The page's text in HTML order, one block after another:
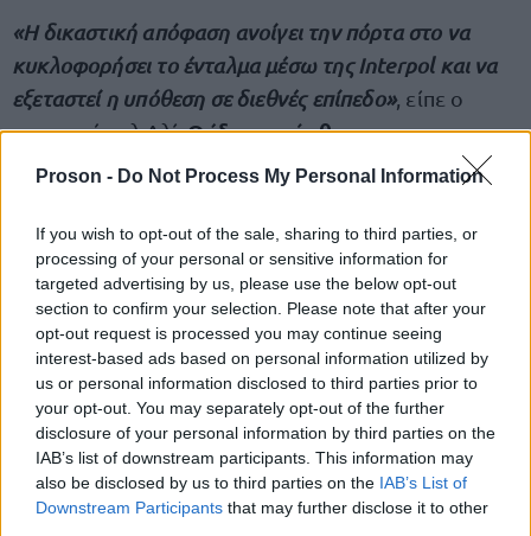
Proson - Do Not Process My Personal Information
If you wish to opt-out of the sale, sharing to third parties, or
processing of your personal or sensitive information for
targeted advertising by us, please use the below opt-out
section to confirm your selection. Please note that after your
opt-out request is processed you may continue seeing
interest-based ads based on personal information utilized by
us or personal information disclosed to third parties prior to
your opt-out. You may separately opt-out of the further
disclosure of your personal information by third parties on the
IAB’s list of downstream participants. This information may
also be disclosed by us to third parties on the IAB’s List of
Downstream Participants that may further disclose it to other
«Η δικαστική απόφαση ανοίγει την πόρτα στο να
κυκλοφορήσει το ένταλμα μέσω της Interpol και να
εξεταστεί η υπόθεση σε διεθνές επίπεδο», είπε ο
ανακριτής αλ Αλί.Ο ίδιος πρόσθεσε πως το
ένταλμα εκδόθηκε έπειτα από μια μήνυση που
Συριακά ΜΜΕμετέδωσαν πως το υπουργείο
Δικαιοσύνης εξέδωσε το ένταλμα την Πέμπτη με
κατηγορίες που περιελάμβαναν επίσης μια επίθεση
με στόχο την υποκίνηση εμφύλιου πολέμου.
ΑΣΕΠ: Πιστοποίηση Αγγλικών σε
μόνο 2 ημέρες στα χέρια σας